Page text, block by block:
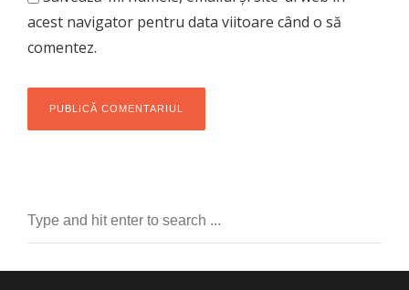
acest navigator pentru data viitoare când o să
comentez.